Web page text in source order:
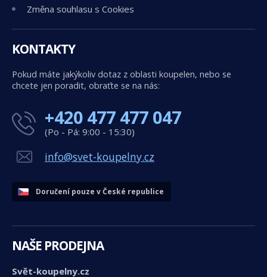
Změna souhlasu s Cookies
KONTAKTY
Pokud máte jakýkoliv dotaz z oblasti koupelen, nebo se
chcete jen poradit, obraťte se na nás:
+420 477 477 047
(Po - Pá: 9:00 - 15:30)
info@svet-koupelny.cz
Doručení pouze v České republice
NAŠE PRODEJNA
Svět-koupelny.cz